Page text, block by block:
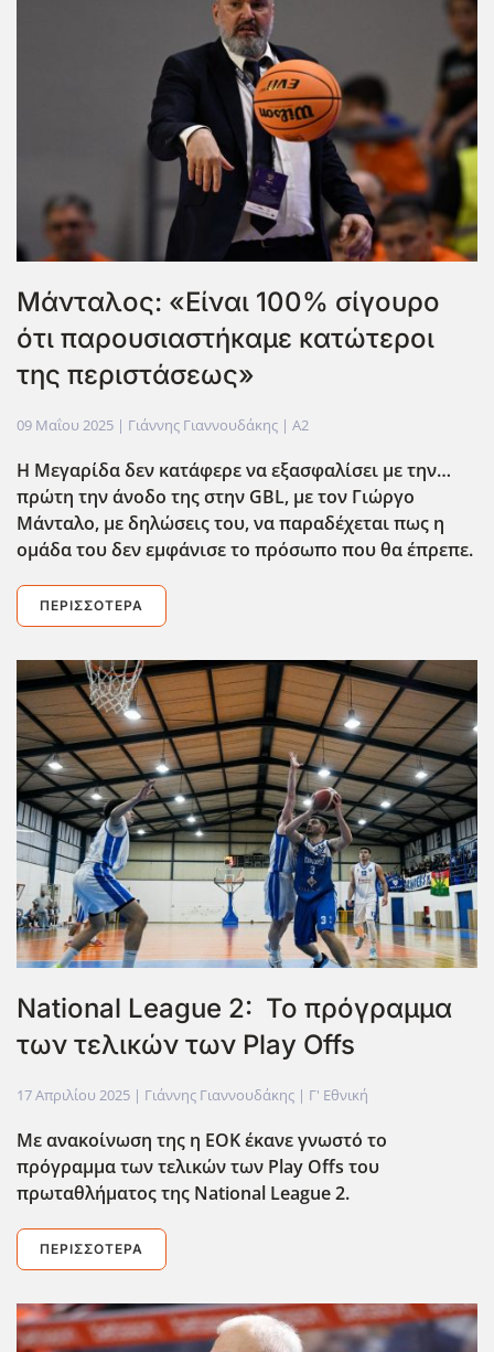
Μάνταλος: «Είναι 100% σίγουρο
ότι παρουσιαστήκαμε κατώτεροι
της περιστάσεως»
09 Μαΐου 2025 | Γιάννης Γιαννουδάκης | A2
Η Μεγαρίδα δεν κατάφερε να εξασφαλίσει με την…
πρώτη την άνοδο της στην GBL, με τον Γιώργο
Μάνταλο, με δηλώσεις του, να παραδέχεται πως η
ομάδα του δεν εμφάνισε το πρόσωπο που θα έπρεπε.
ΠΕΡΙΣΣΌΤΕΡΑ
National League 2: Το πρόγραμμα
των τελικών των Play Offs
17 Απριλίου 2025 | Γιάννης Γιαννουδάκης | Γ' Εθνική
Με ανακοίνωση της η ΕΟΚ έκανε γνωστό το
πρόγραμμα των τελικών των Play Offs του
πρωταθλήματος της National League2.
ΠΕΡΙΣΣΌΤΕΡΑ